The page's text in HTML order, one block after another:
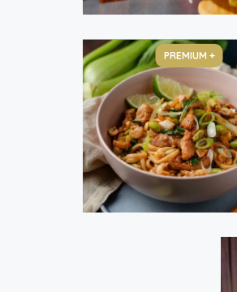
PREMIUM +